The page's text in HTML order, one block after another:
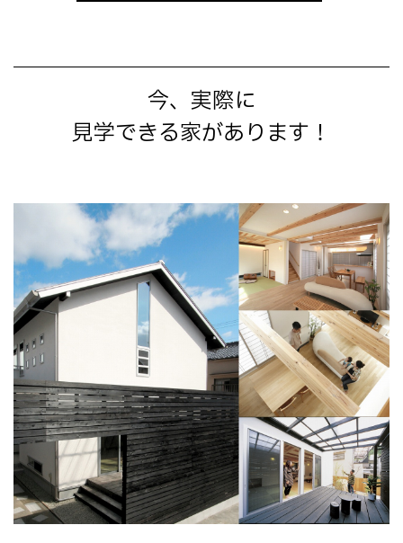
今、実際に
見学できる家があります！